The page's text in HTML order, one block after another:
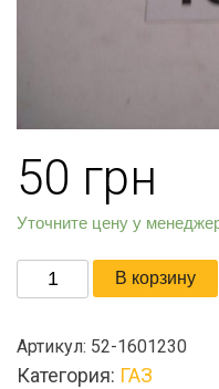
50 грн
Уточните цену у
Количество
товара
смазки
муфты
В корзину
Артикул: 52-1601230
Категория: ГАЗ